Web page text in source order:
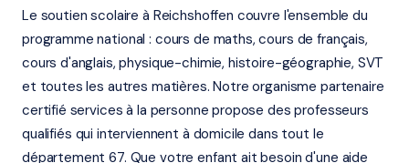
Le soutien scolaire à Reichshoffen couvre l'ensemble du
programme national : cours de maths, cours de français,
cours d'anglais, physique-chimie, histoire-géographie, SVT
et toutes les autres matières. Notre organisme partenaire
certifié services à la personne propose des professeurs
qualifiés qui interviennent à domicile dans tout le
département 67. Que votre enfant ait besoin d'une aide